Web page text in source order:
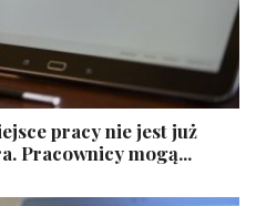
pracy nie jest już
Pracownicy mogą...